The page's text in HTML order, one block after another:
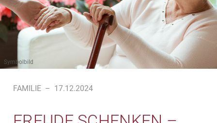
Symbolbild
FAMILIE – 17.12.2024